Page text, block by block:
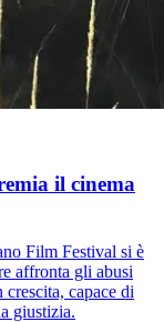
il cinema
Film Festival si è
affronta gli abusi
capace di
giustizia.